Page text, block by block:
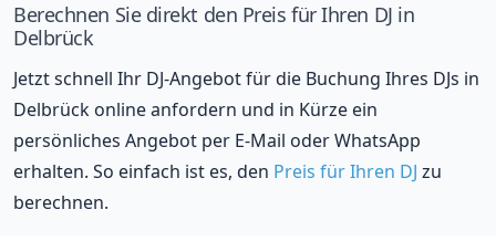
Berechnen Sie direkt den Preis für Ihren DJ in
Delbrück
Jetzt schnell Ihr DJ-Angebot für die Buchung Ihres DJs in
Delbrück online anfordern und in Kürze ein
persönliches Angebot per E-Mail oder WhatsApp
erhalten. So einfach ist es, den Preis für Ihren DJ zu
berechnen.